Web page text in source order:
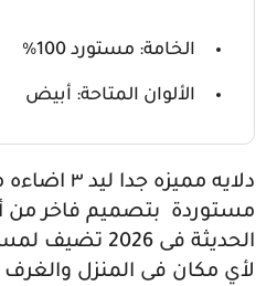
الخامة: مستورد 100%
الألوان المتاحة: أبيض
مستوردة بتصميم فاخر من
الحديثة فى
لأي مكان فى المنزل والغرف